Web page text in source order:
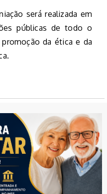
será realizada em
públicas de todo o
da ética e da